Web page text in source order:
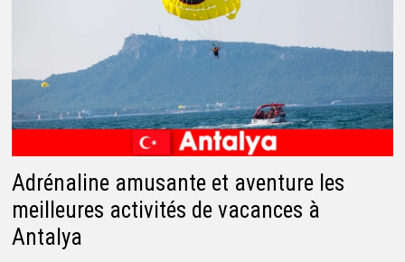
Adrénaline amusante et aventure les
meilleures activités de vacances à
Antalya